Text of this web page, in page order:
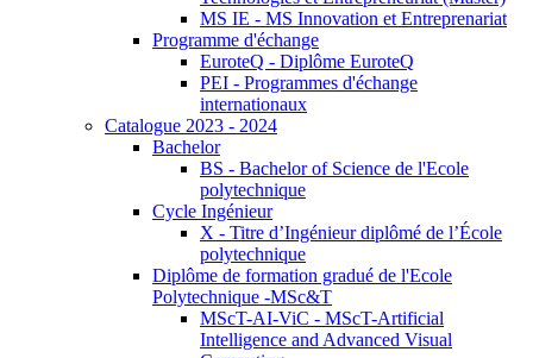
MS IE - MS Innovation et Entreprenariat
Programme d'échange
EuroteQ - Diplôme EuroteQ
PEI - Programmes d'échange
internationaux
Catalogue 2023 - 2024
Bachelor
BS - Bachelor of Science de l'Ecole
polytechnique
Cycle Ingénieur
X - Titre d’Ingénieur diplômé de l’École
polytechnique
Diplôme de formation gradué de l'Ecole
Polytechnique -MSc&T
MScT-AI-ViC - MScT-Artificial
Intelligence and Advanced Visual